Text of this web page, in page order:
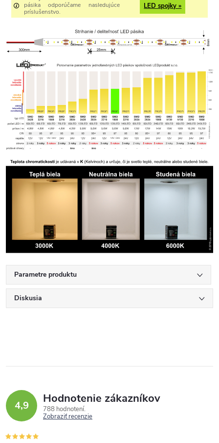
pásika odporúčame nasledujúce
príslušenstvo.
LED spojky »
Parametre produktu
Diskusia
4,9 Hodnotenie zákazníkov
788 hodnotení
Zobraziť recenzie